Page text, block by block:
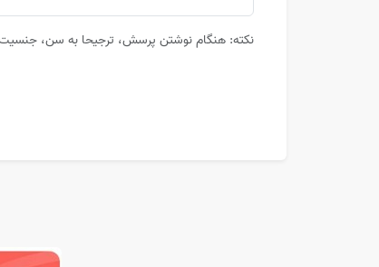
نکته: هنگام نوشتن پرسش، ترجیحا به سن،